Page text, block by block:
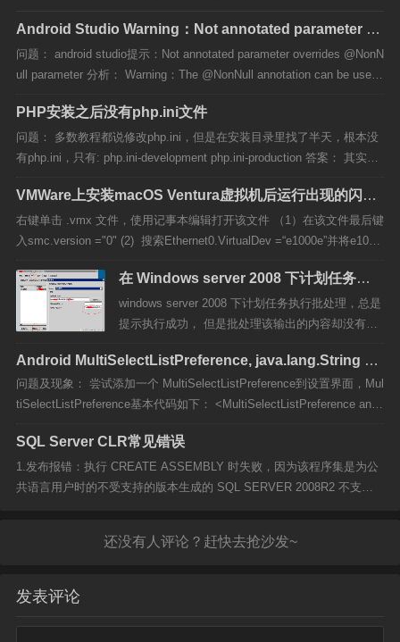
Android Studio Warning：Not annotated parameter ov
errides @NonNull parameter
问题： android studio提示：Not annotated parameter overrides @NonN
ull parameter 分析： Warning：The @NonNull annotation can be used
PHP安装之后没有php.ini文件
问题： 多数教程都说修改php.ini，但是在安装目录里找了半天，根本没
有php.ini，只有: php.ini-development php.ini-production 答案： 其实ph
p.ini-develo...
VMWare上安装macOS Ventura虚拟机后运行出现的闪退
重启错误解决方法
右键单击 .vmx 文件，使用记事本编辑打开该文件 （1）在该文件最后键
入smc.version ="0" (2) 搜索Ethernet0.VirtualDev =“e1000e”并将e1000
在 Windows server 2008 下计划任务无
法正常执行bat批处理文件
windows server 2008 下计划任务执行批处理，总是
提示执行成功， 但是批处理该输出的内容却没有输
起始位置加上如：在d:\aa.bat 那么起始位置就是：
d:\ 注：路径中不能有引号...
Android MultiSelectListPreference, java.lang.String ca
nnot be cast to java.util.Set
问题及现象： 尝试添加一个 MultiSelectListPreference到设置界面，Mul
tiSelectListPreference基本代码如下： <MultiSelectListPreference andr
SQL Server CLR常见错误
1.发布报错：执行 CREATE ASSEMBLY 时失败，因为该程序集是为公
共语言用户时的不受支持的版本生成的 SQL SERVER 2008R2 不支持.n
发表评论